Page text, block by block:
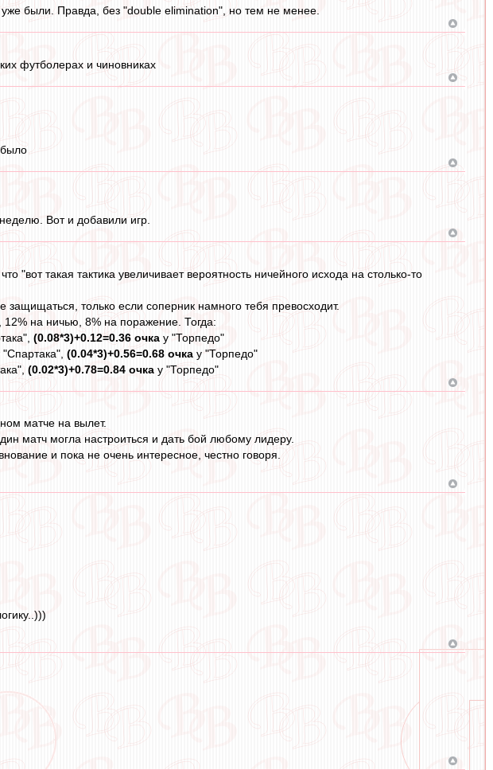
уже были. Правда, без "double elimination", но тем не менее.
футболерах и чиновниках
было
Вот и добавили игр.
"вот такая тактика увеличивает вероятность ничейного исхода на столько-то
только если соперник намного тебя превосходит.
на ничью, 8% на поражение. Тогда:
(0.08*3)+0.12=0.36 очка у "Торпедо"
"Спартака", (0.04*3)+0.56=0.68 очка у "Торпедо"
(0.02*3)+0.78=0.84 очка у "Торпедо"
матче на вылет.
матч могла настроиться и дать бой любому лидеру.
и пока не очень интересное, честно говоря.